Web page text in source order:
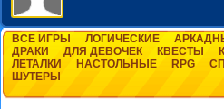
ВСЕ ИГРЫ ЛОГИЧЕСКИЕ
ДРАКИ
ДЛЯ ДЕВОЧЕК КВЕСТЫ
ЛЕТАЛКИ
НАСТОЛЬНЫЕ RPG
ШУТЕРЫ